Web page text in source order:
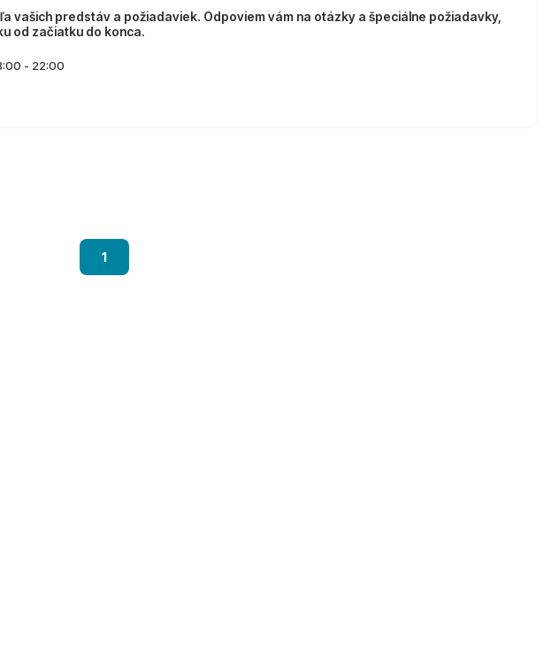
vašich predstáv a požiadaviek. Odpoviem vám na otázky a špeciálne požiadavky,
od začiatku do konca.
- 22:00
1